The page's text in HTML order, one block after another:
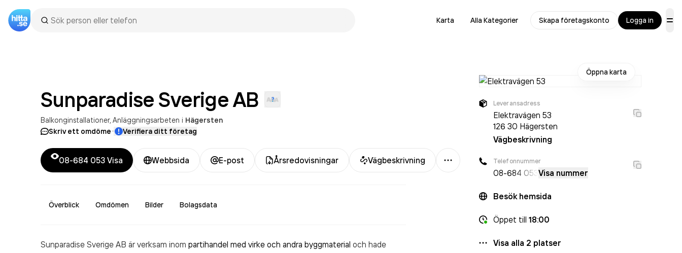
Karta Alla Kategorier Skapa företagskonto Logga in
Sunparadise SverigeAB
Balkonginstallationer Anläggningsarbeten i Hägersten
Skriv ett omdöme· Verifiera ditt företag
08-684 053 Visa Webbsida E-post Årsredovisningar Vägbeskrivning
Mer
Överblick Omdömen Bilder Bolagsdata
Sunparadise Sverige AB är verksam inom partihandel med virke och andra byggmaterial och hade
Öppna karta
Leveransadress
Elektravägen 53
126 30 Hägersten
Vägbeskrivning
Telefonnummer
08-684 053 Visa nummer
Besök hemsida
Öppet till 18:00
Visa alla 2 platser